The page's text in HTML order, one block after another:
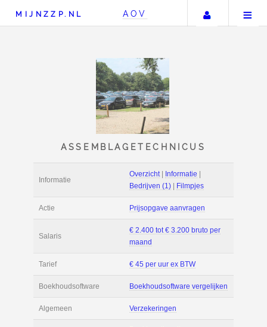
MIJNZZP.NL AOV Uw
Actie Prijsopgave
€ 2.400 tot € 3.200